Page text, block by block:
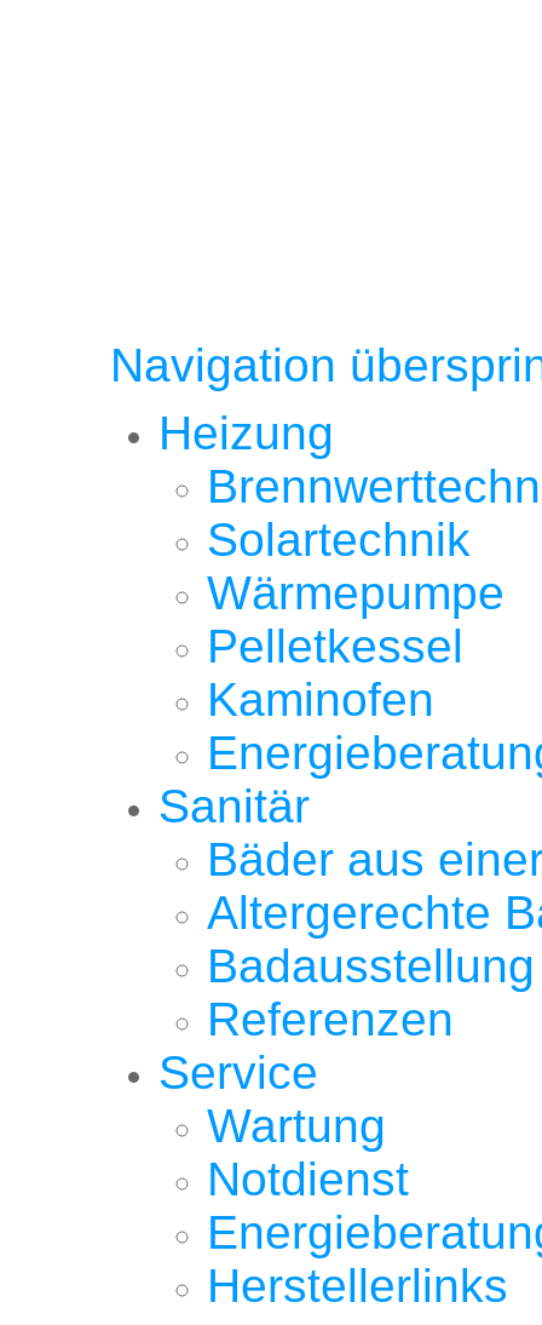
Navigation
Heizung
Solartechnik
Wärmepumpe
Pelletkessel
Kaminofen
Sanitär
Bäder aus
Altergerechte
Badausstellung
Referenzen
Service
Wartung
Notdienst
Herstellerlinks